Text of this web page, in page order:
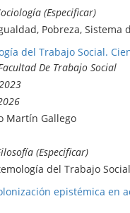
(Especificar)
Pobreza, Sistema
del Trabajo Social.
De Trabajo Social
Martín Gallego
(Especificar)
del Trabajo
epistémica